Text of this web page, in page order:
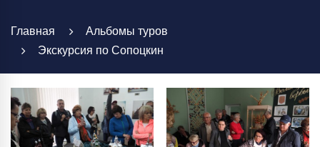
Главная
Альбомы туров
Экскурсия по Сопоцкин